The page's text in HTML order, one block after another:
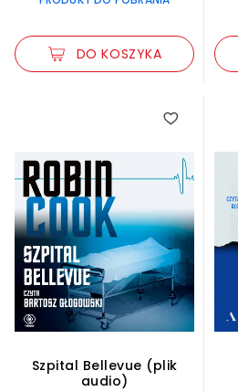
DO KOSZYKA
Szpital Bellevue (plik
audio)